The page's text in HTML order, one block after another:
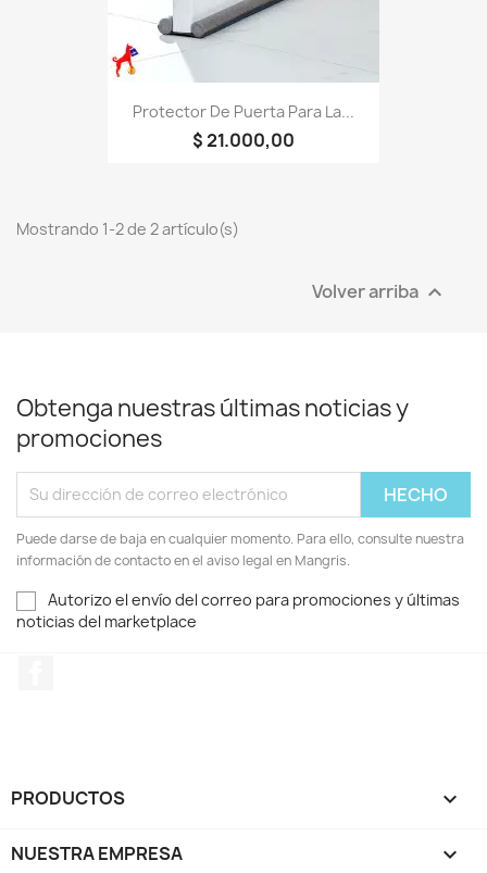
Protector De Puerta Para La...
$ 21.000,00
Mostrando 1-2 de 2 artículo(s)
Volver arriba 
Obtenga nuestras últimas noticias y
promociones
Puede darse de baja en cualquier momento. Para ello, consulte nuestra
información de contacto en el aviso legal en Mangris.
Autorizo el envío del correo para promociones y últimas
noticias del marketplace
PRODUCTOS 
NUESTRA EMPRESA 